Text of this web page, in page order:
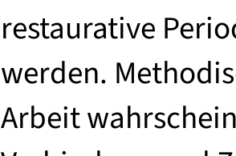
restaurative
werden.
Arbeit